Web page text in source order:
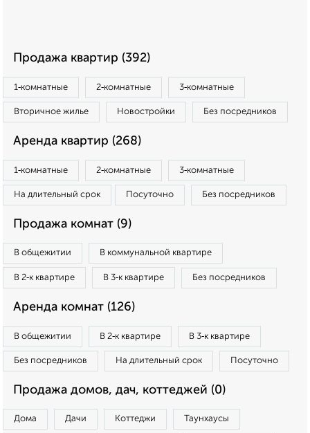
Продажа квартир (392)
1‑комнатные 2‑комнатные 3‑комнатные
Вторичное жилье Новостройки Без посредников
Аренда квартир (268)
1‑комнатные 2‑комнатные 3‑комнатные
На длительный срок Посуточно Без посредников
Продажа комнат (9)
В общежитии В коммунальной квартире
В 2‑к квартире В 3‑к квартире Без посредников
Аренда комнат (126)
В общежитии В 2‑к квартире В 3‑к квартире
Без посредников На длительный срок Посуточно
Продажа домов, дач, коттеджей (0)
Дома Дачи Коттеджи Таунхаусы